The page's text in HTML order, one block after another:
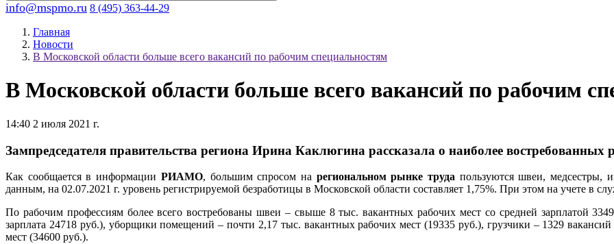
info@mspmo.ru 8 (495) 363-44-29
Главная
Новости
В Московской области больше всего вакансий по рабочим специальностям
В Московской области больше всего вакансий по рабочим
14:40 2 июля 2021 г.
Зампредседателя правительства региона Ирина Каклюгина рассказала о наиболее
Как сообщается в информации РИАМО, большим спросом на региональном рынке труда пользуются швеи,
данным, на 02.07.2021 г. уровень регистрируемой безработицы в Московской области составляет 1,75%. При этом на учете в
По рабочим профессиям более всего востребованы швеи – свыше 8 тыс. вакантных рабочих мест со средней зарплатой
зарплата 24718 руб.), уборщики помещений – почти 2,17 тыс. вакантных рабочих мест (19335 руб.), грузчики – 1329
мест (34600 руб.).